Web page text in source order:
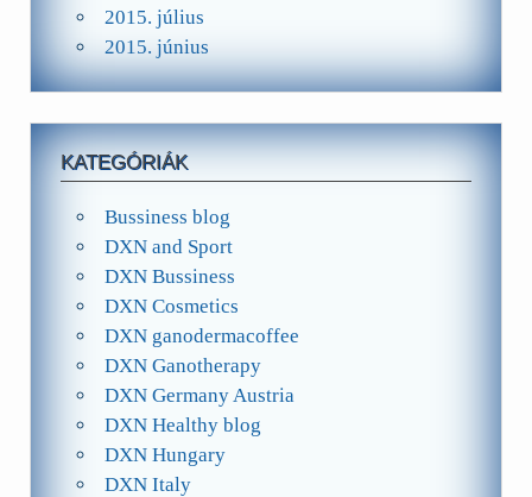
2015. július
2015. június
KATEGÓRIÁK
Bussiness blog
DXN and Sport
DXN Bussiness
DXN Cosmetics
DXN ganodermacoffee
DXN Ganotherapy
DXN Germany Austria
DXN Healthy blog
DXN Hungary
DXN Italy